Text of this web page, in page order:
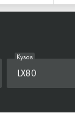
LX80
Кузов